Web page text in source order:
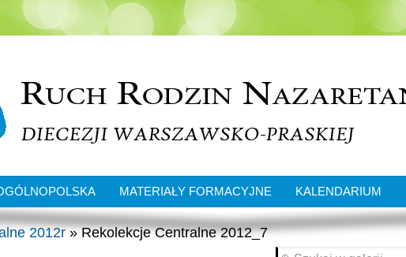
MATERIAŁY FORMACYJNE KALENDARIUM
2012r» Rekolekcje Centralne 2012_7